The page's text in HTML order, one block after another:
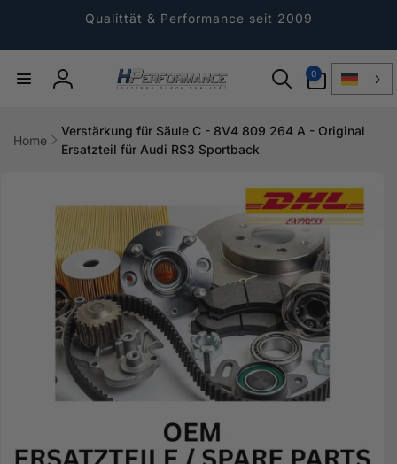
Qualittät & Performance seit 2009
Einloggen
0
Artikel
Home
Verstärkung für Säule C - 8V4 809 264 A - Original
Ersatzteil für Audi RS3 Sportback